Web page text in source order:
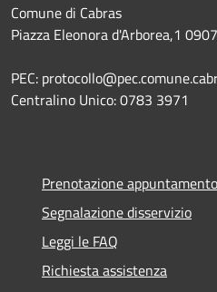
Comune di Cabras
Piazza Eleonora d'Arborea,1
PEC:
Centralino Unico: 0783 3971
Prenotazione appuntamento
Segnalazione disservizio
Leggi le FAQ
Richiesta assistenza